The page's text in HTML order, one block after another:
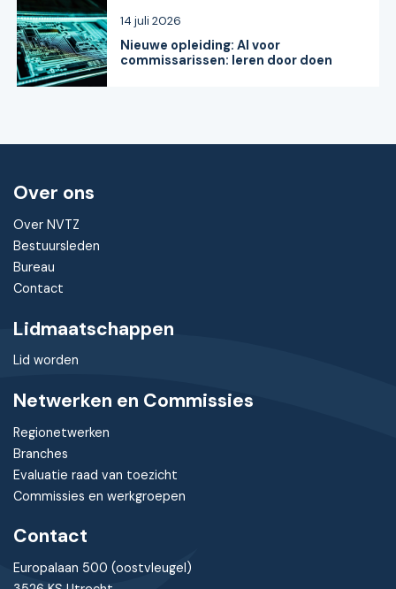
Nieuwe opleiding: AI voor
commissarissen: leren door doen
14 juli 2026
Over ons
Over NVTZ
Bestuursleden
Bureau
Contact
Lidmaatschappen
Lid worden
Netwerken en Commissies
Regionetwerken
Branches
Evaluatie raad van toezicht
Commissies en werkgroepen
Contact
Europalaan 500 (oostvleugel)